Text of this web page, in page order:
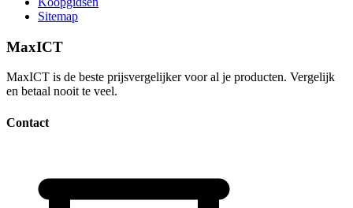
Sitemap
MaxICT
MaxICT is de beste prijsvergelijker voor al je producten. Vergelijk
en betaal nooit te veel.
Contact